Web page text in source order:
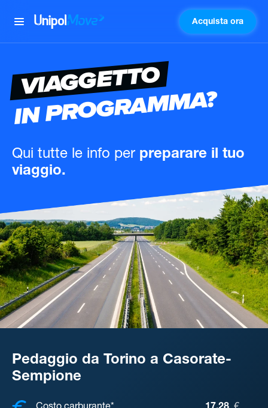
UnipolMove Acquista ora
VIAGGETTO
IN PROGRAMMA?
Qui tutte le info per preparare il tuo
viaggio.
Pedaggio da Torino a Casorate-
Sempione
COSTI, DISTANZA, TEMPO DI